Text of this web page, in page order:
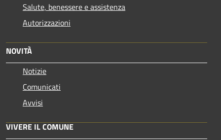
Salute, benessere e assistenza
Autorizzazioni
NOVITÀ
Notizie
Comunicati
Avvisi
VIVERE IL COMUNE